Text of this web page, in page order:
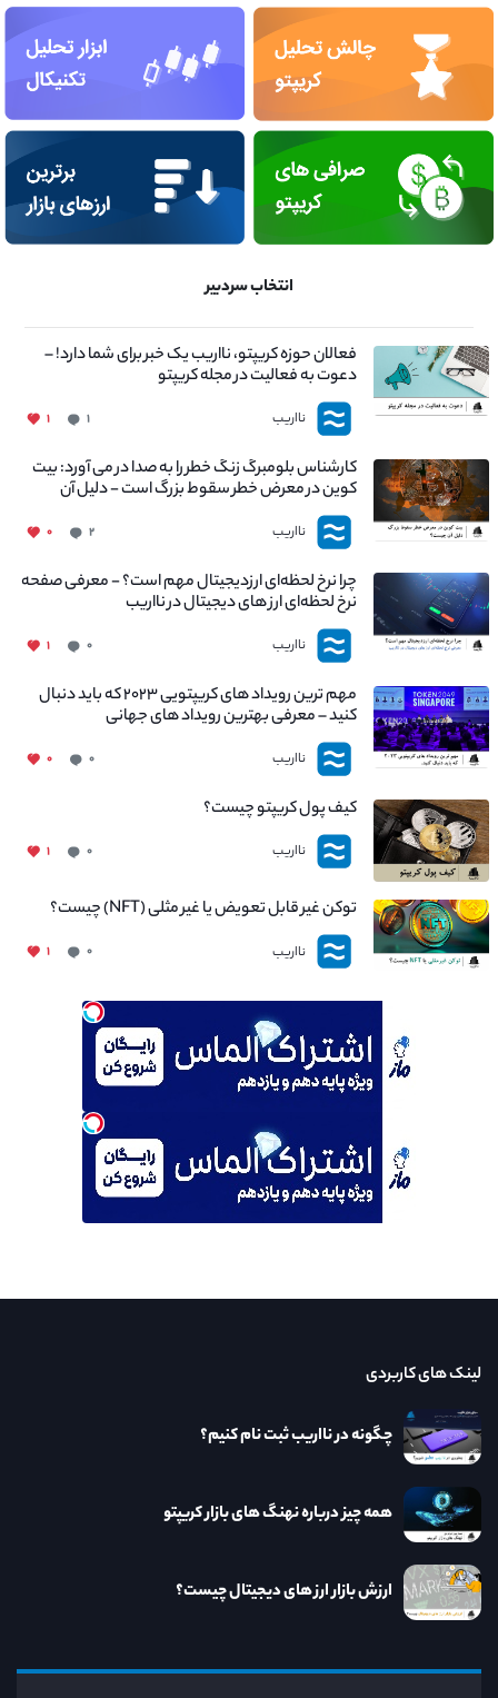
انتخاب سردبیر
فعالان حوزه کریپتو، نااریب یک خبر برای شما دارد! –
دعوت به فعالیت در مجله کریپتو
نااریب ۱ ۱
کارشناس بلومبرگ زنگ خطر را به صدا در می آورد: بیت
کوین در معرض خطر سقوط بزرگ است - دلیل آن
چیست؟
نااریب ۲ ۰
چرا نرخ لحظه‌ای ارزدیجیتال مهم است؟ - معرفی صفحه
نرخ لحظه‌ای ارز های دیجیتال در نااریب
نااریب ۰ ۱
مهم ترین رویداد های کریپتویی ۲۰۲۳ که باید دنبال
کنید – معرفی بهترین رویداد های جهانی
نااریب ۰ ۰
کیف پول کریپتو چیست؟
نااریب ۰ ۱
توکن غیر قابل تعویض یا غیر مثلی (NFT) چیست؟
نااریب ۰ ۱
لینک های کاربردی
چگونه در نااریب ثبت نام کنیم؟
همه چیز درباره نهنگ های بازار کریپتو
ارزش بازار ارز های دیجیتال چیست؟